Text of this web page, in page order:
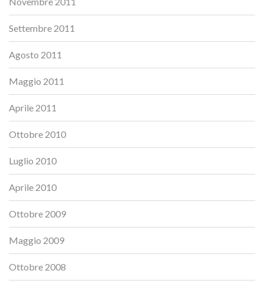
Settembre 2011
Agosto 2011
Maggio 2011
Aprile 2011
Ottobre 2010
Luglio 2010
Aprile 2010
Ottobre 2009
Maggio 2009
Ottobre 2008